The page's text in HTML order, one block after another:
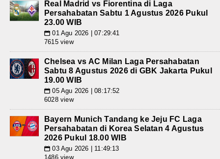
Real Madrid vs Fiorentina di Laga
Persahabatan Sabtu 1 Agustus 2026 Pukul
23.00 WIB
📅 01 Agu 2026 | 07:29:41
7615 view
Chelsea vs AC Milan Laga Persahabatan
Sabtu 8 Agustus 2026 di GBK Jakarta Pukul
19.00 WIB
📅 05 Agu 2026 | 08:17:52
6028 view
Bayern Munich Tandang ke Jeju FC Laga
Persahabatan di Korea Selatan 4 Agustus
2026 Pukul 18.00 WIB
📅 03 Agu 2026 | 11:49:13
1486 view